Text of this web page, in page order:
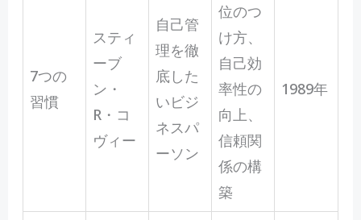
7つの
習慣
スティ
ーブ
ン・
R・コ
ヴィー
自己管
理を徹
底した
いビジ
ネスパ
ーソン
位のつ
け方、
自己効
率性の
向上、
信頼関
係の構
築
1989年